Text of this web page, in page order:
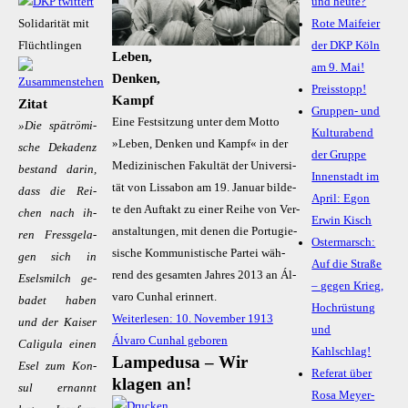
Solidarität mit
Flüchtlingen
Zitat
»Die spät­rö­mi­
sche De­ka­denz
be­stand dar­in,
dass die Rei­
chen nach ih­
ren Fress­ge­la­
gen sich in
Esels­milch ge­
ba­det ha­ben
und der Kai­ser
Ca­li­gu­la ei­nen
Esel zum Kon­
sul er­nannt
Leben,
Denken,
Kampf
Ei­ne Fest­sit­zung un­ter dem Mot­to
»Le­ben, Den­ken und Kampf« in der
Me­di­zi­ni­schen Fa­kul­tät der Uni­ver­si­
tät von Lis­sa­bon am 19. Ja­nu­ar bil­de­
te den Auf­takt zu ei­ner Rei­he von Ver­
an­stal­tun­gen, mit de­nen die Por­tu­gie­
si­sche Kom­mu­nis­ti­sche Par­tei wäh­
rend des ge­sam­ten Jah­res 2013 an Ál­
va­ro Cunhal er­in­nert.
Weiterlesen: 10. November 1913
Álvaro Cunhal geboren
Lampedusa – Wir
klagen an!
Rote Maifeier
der DKP Köln
am 9. Mai!
Preisstopp!
Gruppen- und
Kulturabend
der Gruppe
Innenstadt im
April: Egon
Erwin Kisch
Ostermarsch:
Auf die Straße
– gegen Krieg,
Hochrüstung
und
Kahlschlag!
Referat über
Rosa Meyer-